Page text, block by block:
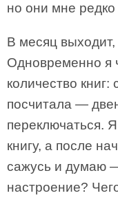
но они мне редко
В месяц выходит,
Одновременно я
количество
посчитала —
переключаться.
книгу, а после
сажусь и думаю
настроение?